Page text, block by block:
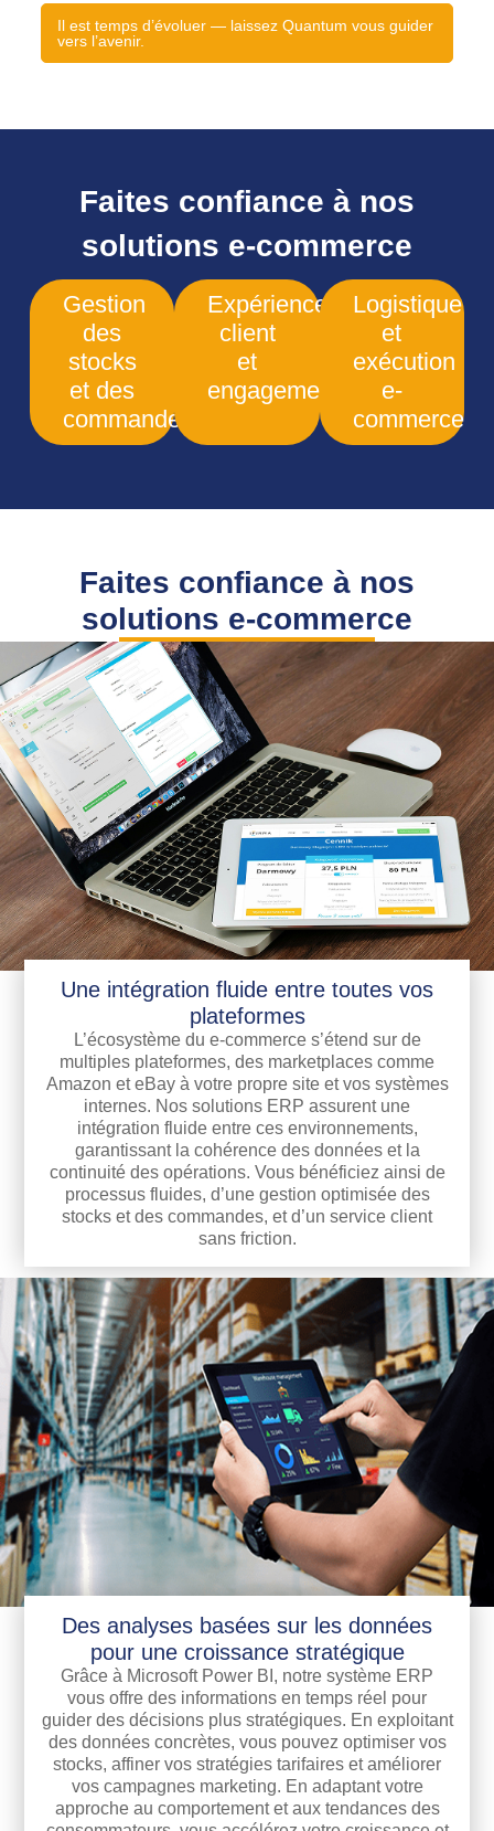
Il est temps d’évoluer — laissez Quantum vous guider
vers l’avenir.
Faites confiance à nos
solutions e-commerce
Gestion
des
stocks
et des
commandes
Expérience
client
et
engagement
Logistique
et
exécution
e-
commerce
Faites confiance à nos
solutions e-commerce
Une intégration fluide entre toutes vos
plateformes
L’écosystème du e-commerce s’étend sur de
multiples plateformes, des marketplaces comme
Amazon et eBay à votre propre site et vos systèmes
internes. Nos solutions ERP assurent une
intégration fluide entre ces environnements,
garantissant la cohérence des données et la
continuité des opérations. Vous bénéficiez ainsi de
processus fluides, d’une gestion optimisée des
stocks et des commandes, et d’un service client
sans friction.
Des analyses basées sur les données
pour une croissance stratégique
Grâce à Microsoft Power BI, notre système ERP
vous offre des informations en temps réel pour
guider des décisions plus stratégiques. En exploitant
des données concrètes, vous pouvez optimiser vos
stocks, affiner vos stratégies tarifaires et améliorer
vos campagnes marketing. En adaptant votre
approche au comportement et aux tendances des